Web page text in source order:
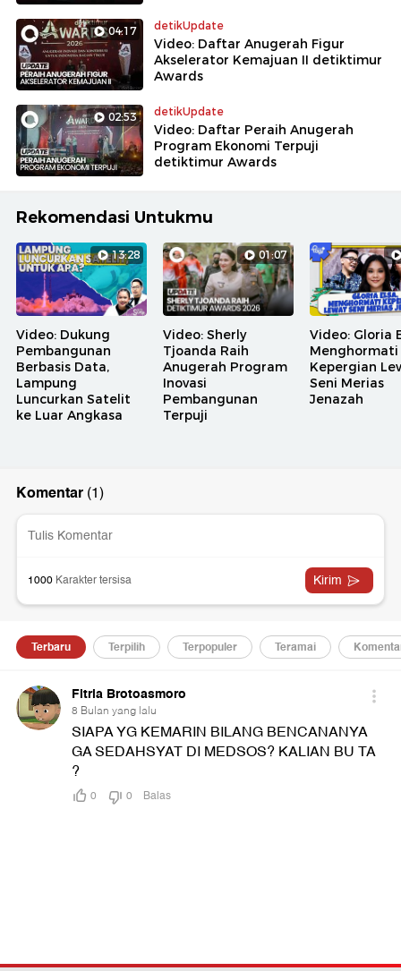
04:17 detikUpdate
Video: Daftar Anugerah Figur
Akselerator Kemajuan II detiktimur
Awards
02:53 detikUpdate
Video: Daftar Peraih Anugerah
Program Ekonomi Terpuji
detiktimur Awards
Rekomendasi Untukmu
13:28
Video: Dukung
Pembangunan
Berbasis Data,
Lampung
Luncurkan Satelit
ke Luar Angkasa
01:07
Video: Sherly
Tjoanda Raih
Anugerah Program
Inovasi
Pembangunan
Terpuji
Video: Gloria
Menghormati
Kepergian
Seni Merias
Jenazah